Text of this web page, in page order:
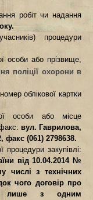
робіт чи надання
процедури
особи або прізвище,
поліції охорони в
облікової картки
особи або місце
вул. Гаврилова,
факс (061) 2798638.
процедури закупівлі:
від 10.04.2014 №
числі з технічних
чого договір про
лише з одним